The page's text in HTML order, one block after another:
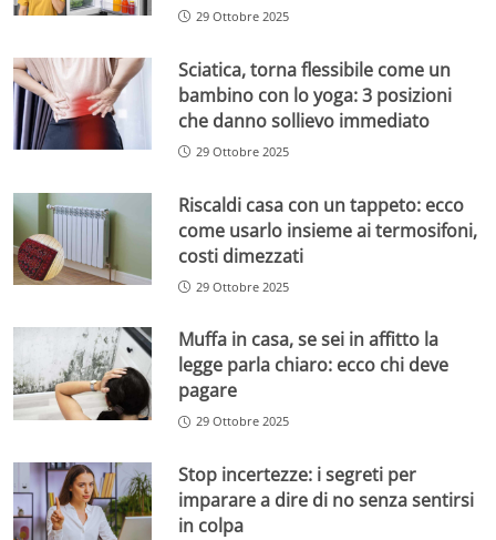
29 Ottobre 2025
Sciatica, torna flessibile come un
bambino con lo yoga: 3 posizioni
che danno sollievo immediato
29 Ottobre 2025
Riscaldi casa con un tappeto: ecco
come usarlo insieme ai termosifoni,
costi dimezzati
29 Ottobre 2025
Muffa in casa, se sei in affitto la
legge parla chiaro: ecco chi deve
pagare
29 Ottobre 2025
Stop incertezze: i segreti per
imparare a dire di no senza sentirsi
in colpa